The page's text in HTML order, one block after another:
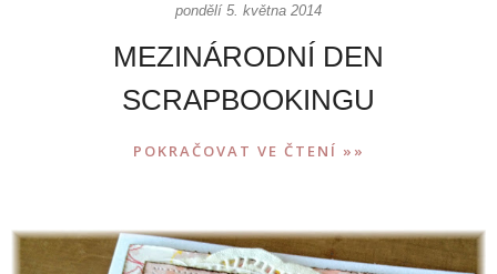
pondělí 5. května 2014
MEZINÁRODNÍ DEN
SCRAPBOOKINGU
POKRAČOVAT VE ČTENÍ »»